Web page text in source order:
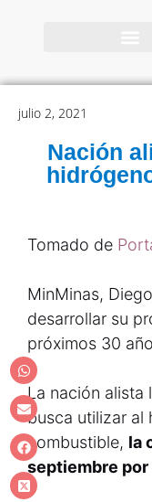
julio 2, 2021
Nación
Tomado de
MinMinas,
desarrollar su
próximos 30
La nación alista
busca utilizar al
combustible, la
septiembre por